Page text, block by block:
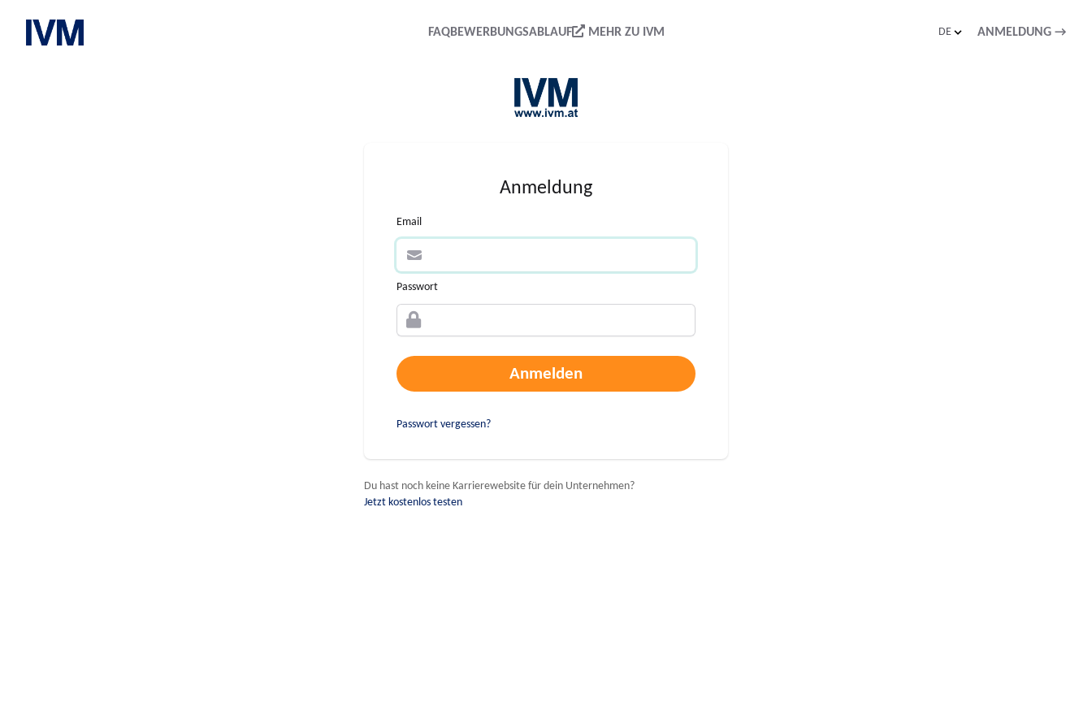
IVM Karriereportal FAQBEWERBUNGSABLAUF MEHR ZU IVM DE ANMELDUNG →
Anmeldung
Email
Passwort
Passwort vergessen?
Du hast noch keine Karrierewebsite für dein Unternehmen?
Jetzt kostenlos testen